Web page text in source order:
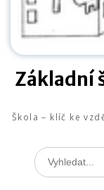
Základní
Škola – klíč ke
Search
for: